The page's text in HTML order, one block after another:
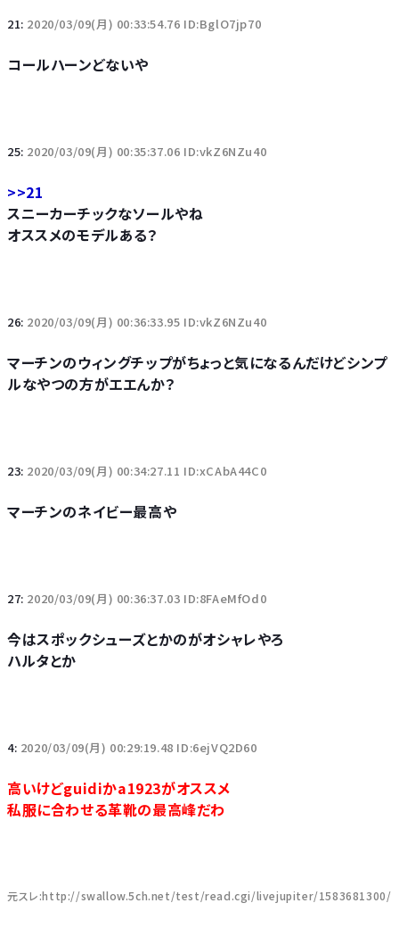
21: 2020/03/09(月) 00:33:54.76 ID:BglO7jp70
コールハーンどないや
25: 2020/03/09(月) 00:35:37.06 ID:vkZ6NZu40
>>21
スニーカーチックなソールやね
オススメのモデルある？
26: 2020/03/09(月) 00:36:33.95 ID:vkZ6NZu40
マーチンのウィングチップがちょっと気になるんだけどシンプ
ルなやつの方がエエんか？
23: 2020/03/09(月) 00:34:27.11 ID:xCAbA44C0
マーチンのネイビー最高や
27: 2020/03/09(月) 00:36:37.03 ID:8FAeMfOd0
今はスポックシューズとかのがオシャレやろ
ハルタとか
4: 2020/03/09(月) 00:29:19.48 ID:6ejVQ2D60
高いけどguidiかa1923がオススメ
私服に合わせる革靴の最高峰だわ
元スレ:http://swallow.5ch.net/test/read.cgi/livejupiter/1583681300/